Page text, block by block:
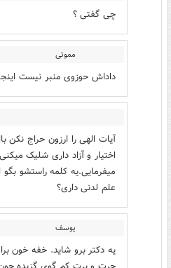
چی گفتی ؟
مموتی
داداش حوزوی منبر نیست
آیات الهی را ارزون حراج نکن
اختیار و آزاد داری شلیک
میفرمایی.یه کلمه راستشو
علم لدنی داری؟
یوسف
یه دکتر برو شاید. خفه خون